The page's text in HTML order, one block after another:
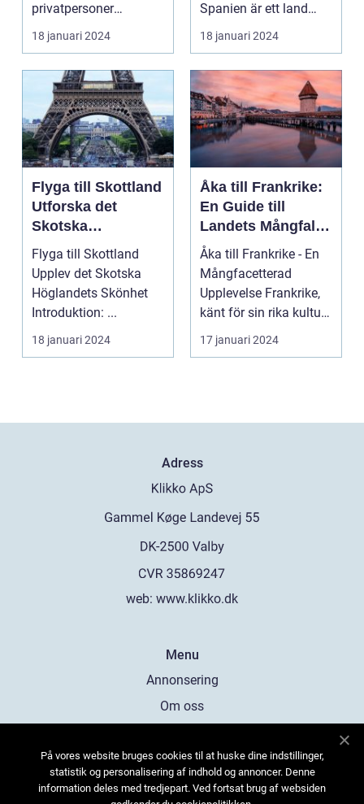
privatpersoner
drömmer om. Landet
har e...
18 januari 2024
Spanien är ett land
som lockar miljontals
männ...
18 januari 2024
Flyga till Skottland
Utforska det
Skotska
Höglandets
Skönhet
Flyga till Skottland
Upplev det Skotska
Höglandets Skönhet
Introduktion: ...
18 januari 2024
Åka till Frankrike:
En Guide till
Landets Mångfald
och Attraktioner
Åka till Frankrike - En
Mångfacetterad
Upplevelse Frankrike,
känt för sin rika kultur,
historiska a...
17 januari 2024
Adress
web: www.klikko.dk
Menu
Annonsering
Om oss
Kontakta oss
Sitemap
På vores website bruges cookies til at huske dine indstillinger,
statistik og personalisering af indhold og annoncer. Denne
information deles med tredjepart. Ved fortsat brug af websiden